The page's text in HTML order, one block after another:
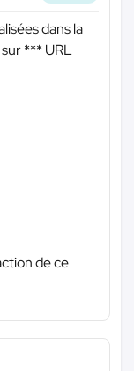
dans la
*** URL
de ce